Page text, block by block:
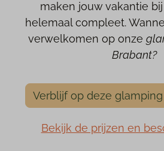
maken jouw vakantie
helemaal compleet.
verwelkomen op onze
Brabant?
Verblijf op deze
Bekijk de prijzen en